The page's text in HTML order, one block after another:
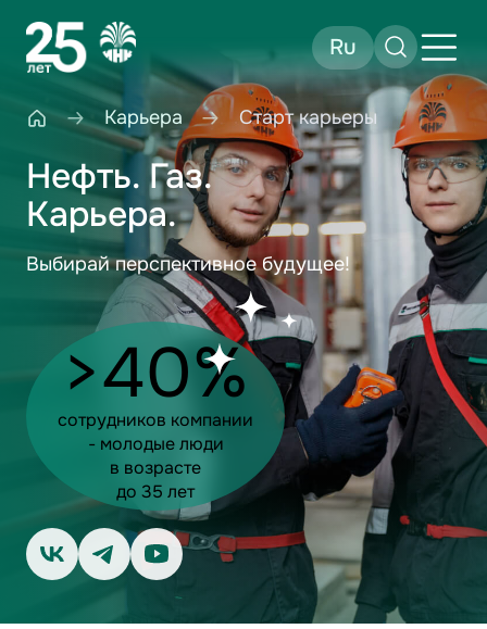
Ru
Карьера Старт карьеры
Нефть. Газ.
Карьера.
Выбирай перспективное будущее!
>40%
сотрудников компании
- молодые люди
в возрасте
до 35 лет